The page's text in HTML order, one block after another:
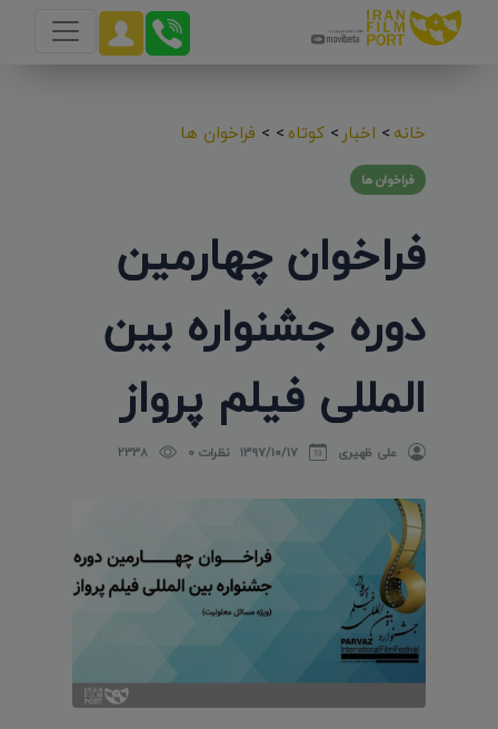
خانه> اخبار> کوتاه>
> فراخوان ها
فراخوان ها
فراخوان چهارمین
دوره جشنواره بین
المللی فیلم پرواز
علی ظهیری ۱۳۹۷/۱۰/۱۷ نظرات 0 2338